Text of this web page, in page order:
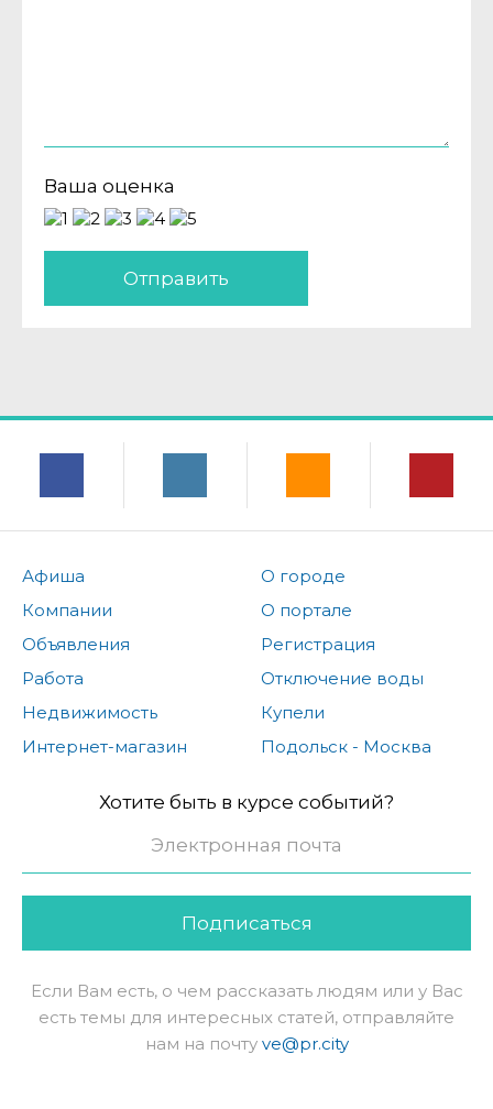
Ваша оценка
Отправить
Афиша
Компании
Объявления
Работа
Недвижимость
Интернет-магазин
О городе
О портале
Регистрация
Отключение воды
Купели
Подольск - Москва
Хотите быть в курсе событий?
Подписаться
Если Вам есть, о чем рассказать людям или у Вас
есть темы для интересных статей, отправляйте
нам на почту ve@pr.city